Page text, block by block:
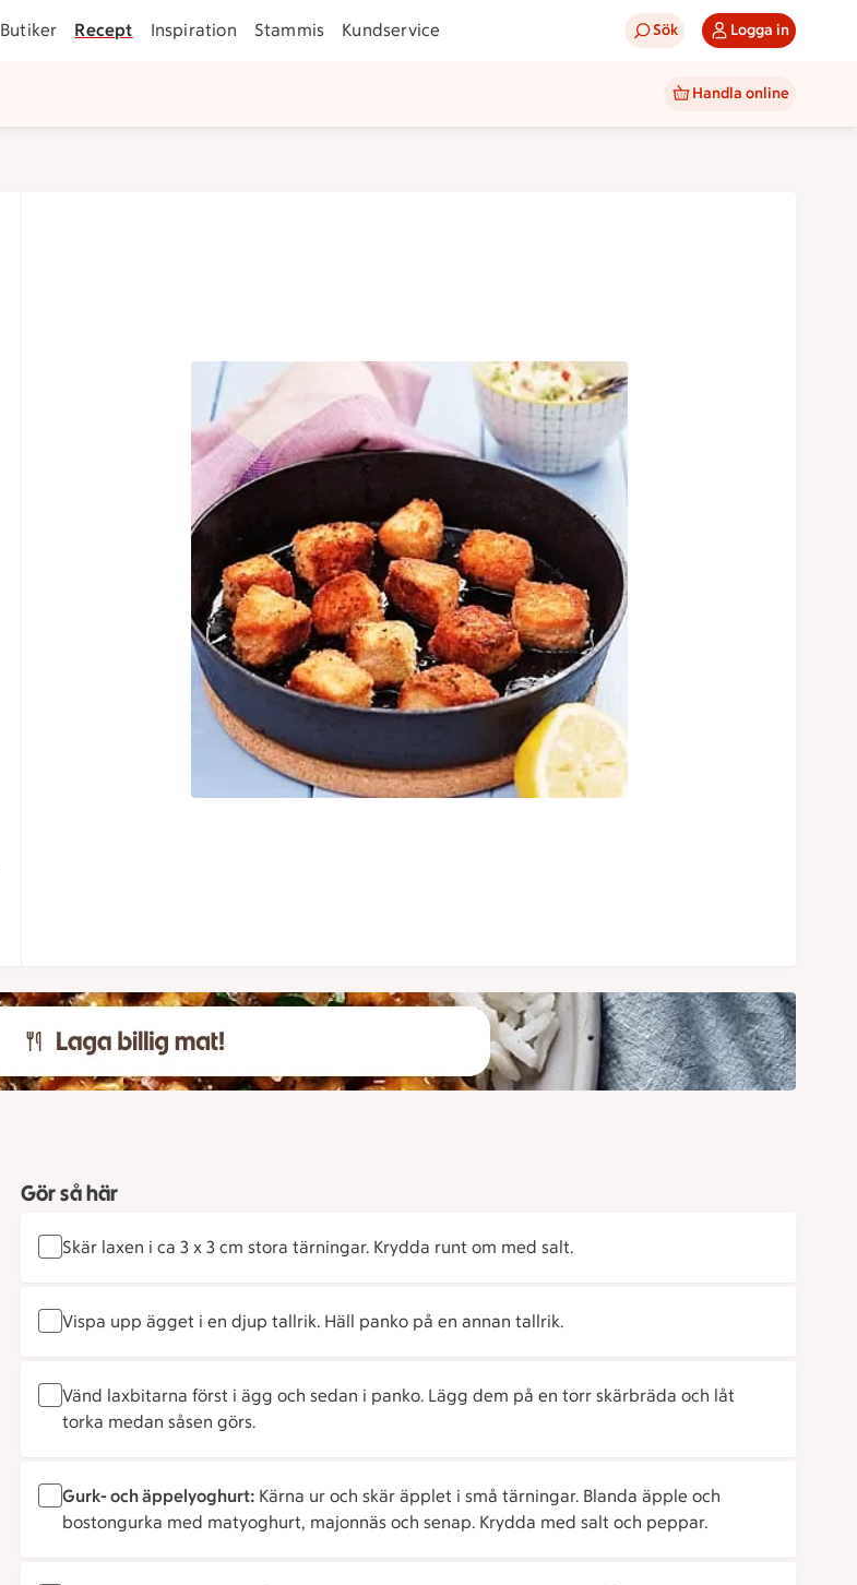
Butiker Recept Inspiration Stammis Kundservice Sök Logga in
Handla online
Gör så här
Skär laxen i ca 3 x 3 cm stora tärningar. Krydda runt om med salt.
Vispa upp ägget i en djup tallrik. Häll panko på en annan tallrik.
Vänd laxbitarna först i ägg och sedan i panko. Lägg dem på en torr skärbräda och låt
torka medan såsen görs.
Gurk- och äppelyoghurt: Kärna ur och skär äpplet i små tärningar. Blanda äpple och
bostongurka med matyoghurt, majonnäs och senap. Krydda med salt och peppar.